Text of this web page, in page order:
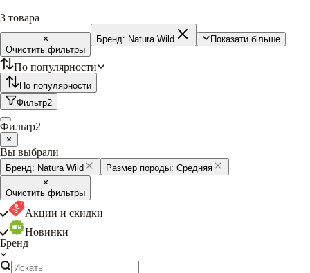
3 товара
Очистить фильтры
Бренд: Natura Wild Показати більше
По популярности
По популярности
Фильтр2
Фильтр2
Вы выбрали
Бренд: Natura Wild Размер породы: Средняя
Очистить фильтры
Акции и скидки
Новинки
Бренд